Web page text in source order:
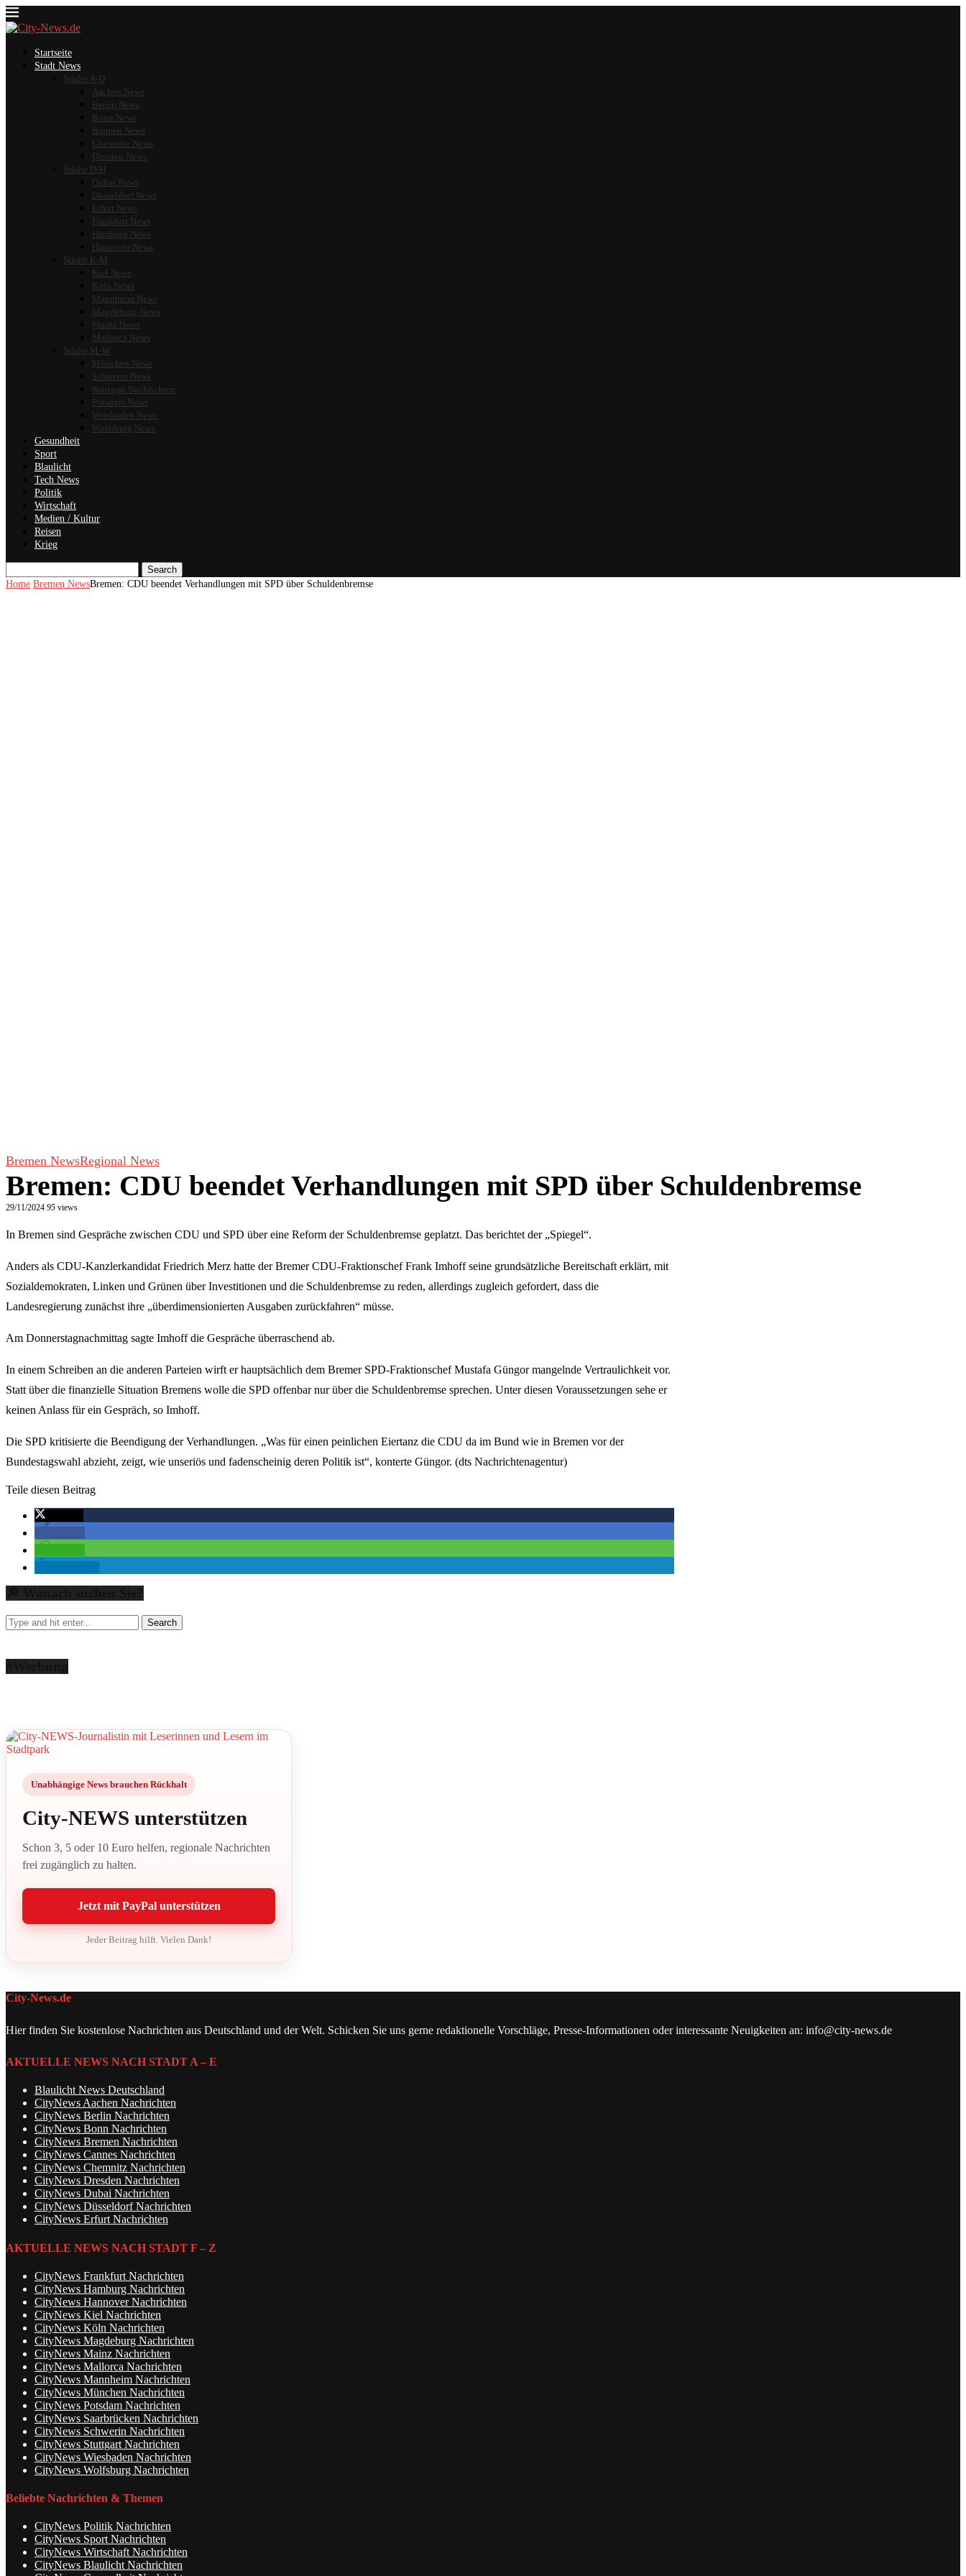
Startseite
Stadt News
Städte A-D
Aachen News
Berlin News
Bonn News
Bremen News
Chemnitz News
Dresden News
Städte D-H
Dubai News
Düsseldorf News
Erfurt News
Frankfurt News
Hamburg News
Hannover News
Städte K-M
Kiel News
Köln News
Mannheim News
Magdeburg News
Mainz News
Mallorca News
Städte M-W
München News
Schwerin News
Stuttgart Nachrichten
Potsdam News
Wiesbaden News
Wolfsburg News
Gesundheit
Sport
Blaulicht
Tech News
Politik
Wirtschaft
Medien / Kultur
Reisen
Krieg
Search
Home Bremen NewsBremen: CDU beendet Verhandlungen mit SPD über Schuldenbremse
Bremen NewsRegional News
Bremen: CDU beendet Verhandlungen mit SPD über Schuldenbremse
29/11/2024 95 views
In Bremen sind Gespräche zwischen CDU und SPD über eine Reform der Schuldenbremse geplatzt. Das berichtet der „Spiegel“.
Anders als CDU-Kanzlerkandidat Friedrich Merz hatte der Bremer CDU-Fraktionschef Frank Imhoff seine grundsätzliche Bereitschaft erklärt, mit
Sozialdemokraten, Linken und Grünen über Investitionen und die Schuldenbremse zu reden, allerdings zugleich gefordert, dass die
Landesregierung zunächst ihre „überdimensionierten Ausgaben zurückfahren“ müsse.
Am Donnerstagnachmittag sagte Imhoff die Gespräche überraschend ab.
In einem Schreiben an die anderen Parteien wirft er hauptsächlich dem Bremer SPD-Fraktionschef Mustafa Güngor mangelnde Vertraulichkeit vor.
Statt über die finanzielle Situation Bremens wolle die SPD offenbar nur über die Schuldenbremse sprechen. Unter diesen Voraussetzungen sehe er
keinen Anlass für ein Gespräch, so Imhoff.
Die SPD kritisierte die Beendigung der Verhandlungen. „Was für einen peinlichen Eiertanz die CDU da im Bund wie in Bremen vor der
Bundestagswahl abzieht, zeigt, wie unseriös und fadenscheinig deren Politik ist“, konterte Güngor. (dts Nachrichtenagentur)
Teile diesen Beitrag
Unabhängige News brauchen Rückhalt
City-NEWS unterstützen
Schon 3, 5 oder 10 Euro helfen, regionale Nachrichten
frei zugänglich zu halten.
Jetzt mit PayPal unterstützen
Jeder Beitrag hilft. Vielen Dank!
City-News.de
Hier finden Sie kostenlose Nachrichten aus Deutschland und der Welt. Schicken Sie uns gerne redaktionelle Vorschläge, Presse-Informationen oder interessante Neuigkeiten an: info@city-news.de
AKTUELLE NEWS NACH STADT A – E
Blaulicht News Deutschland
CityNews Aachen Nachrichten
CityNews Berlin Nachrichten
CityNews Bonn Nachrichten
CityNews Bremen Nachrichten
CityNews Cannes Nachrichten
CityNews Chemnitz Nachrichten
CityNews Dresden Nachrichten
CityNews Dubai Nachrichten
CityNews Düsseldorf Nachrichten
CityNews Erfurt Nachrichten
AKTUELLE NEWS NACH STADT F – Z
CityNews Frankfurt Nachrichten
CityNews Hamburg Nachrichten
CityNews Hannover Nachrichten
CityNews Kiel Nachrichten
CityNews Köln Nachrichten
CityNews Magdeburg Nachrichten
CityNews Mainz Nachrichten
CityNews Mallorca Nachrichten
CityNews Mannheim Nachrichten
CityNews München Nachrichten
CityNews Potsdam Nachrichten
CityNews Saarbrücken Nachrichten
CityNews Schwerin Nachrichten
CityNews Stuttgart Nachrichten
CityNews Wiesbaden Nachrichten
CityNews Wolfsburg Nachrichten
Beliebte Nachrichten & Themen
CityNews Politik Nachrichten
CityNews Sport Nachrichten
CityNews Wirtschaft Nachrichten
CityNews Blaulicht Nachrichten